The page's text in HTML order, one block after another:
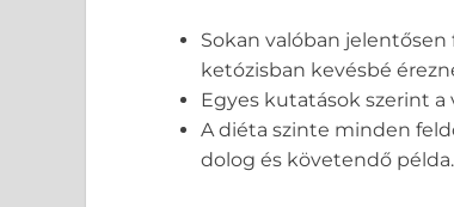
Sokan valóban
ketózisban kevésbé
Egyes kutatások szerint a
A diéta szinte minden
dolog és követendő példa.